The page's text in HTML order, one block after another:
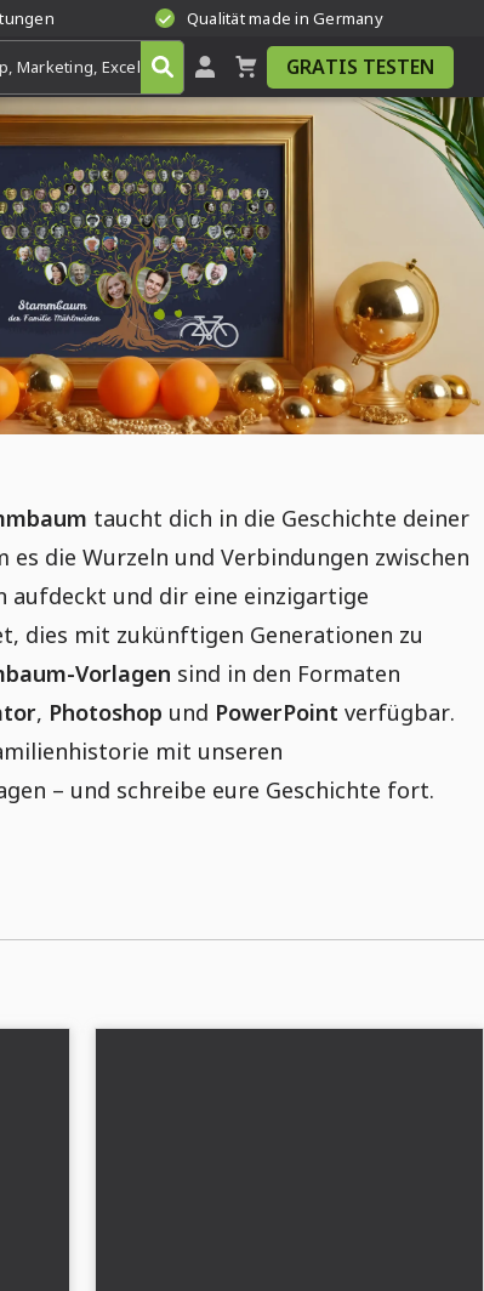
Qualität made in Germany
GRATIS TESTEN
taucht dich in die Geschichte deiner
es die Wurzeln und Verbindungen zwischen
aufdeckt und dir eine einzigartige
dies mit zukünftigen Generationen zu
Vorlagen sind in den Formaten
, Photoshop und PowerPointverfügbar.
mit unseren
– und schreibe eure Geschichte fort.